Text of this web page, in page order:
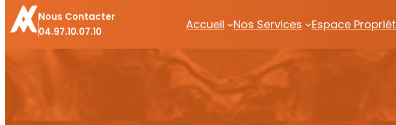
Nous Contacter
04.97.10.07.10
Accueil Nos Services Espace